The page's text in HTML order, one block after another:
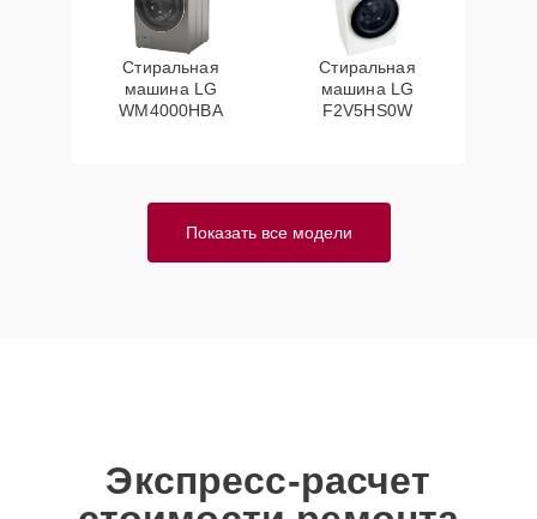
Стиральная
машина LG
WM4000HBA
Стиральная
машина LG
F2V5HS0W
Показать все модели
Экспресс-расчет